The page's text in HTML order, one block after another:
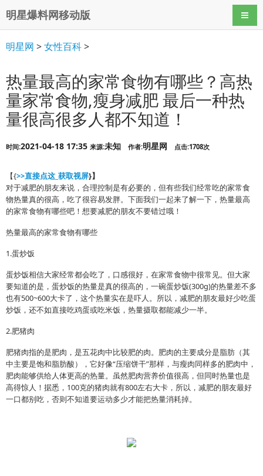
明星爆料网移动版 导航
明星网 >女性百科>
热量最高的家常食物有哪些？高热
量家常食物,瘦身减肥 最后一种热
量很高很多人都不知道！
时间:2021-04-18 17:35 来源:未知 作者:明星网 点击:1708次
【{>>直接点这_获取视屏}】
对于减肥的朋友来说，合理控制是有必要的，但有些我们经常吃的家常食
物热量真的很高，吃了很容易发胖。下面我们一起来了解一下，热量最高
的家常食物有哪些吧！想要减肥的朋友不要错过哦！
热量最高的家常食物有哪些
1.蛋炒饭
蛋炒饭相信大家经常都会吃了，口感很好，在家常食物中很常见。但大家
要知道的是，蛋炒饭的热量是真的很高的，一碗蛋炒饭(300g)的热量差不多
也有500~600大卡了，这个热量实在是吓人。所以，减肥的朋友最好少吃蛋
炒饭，还不如直接吃鸡蛋或吃米饭，热量摄取都能减少一半。
2.肥猪肉
肥猪肉指的是肥肉，是五花肉中比较肥的肉。肥肉的主要成分是脂肪（其
中主要是饱和脂肪酸），它好像“压缩饼干”那样，与瘦肉同样多的肥肉中，
肥肉能够供给人体更高的热量。虽然肥肉营养价值很高，但同时热量也是
高得惊人！据悉，100克的猪肉就有800左右大卡，所以，减肥的朋友最好
一口都别吃，否则不知道要运动多少才能把热量消耗掉。